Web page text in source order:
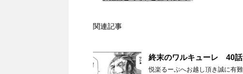
関連記事
終末のワルキューレ
悦楽るーぷへお越し頂き誠に有